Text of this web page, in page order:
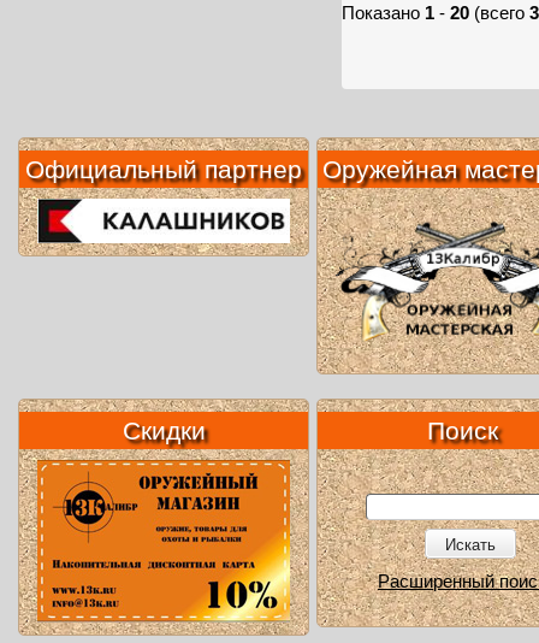
Показано 1 - 20 (всего
Официальный партнер Оружейная
Скидки Поиск
Искать
Расширенный